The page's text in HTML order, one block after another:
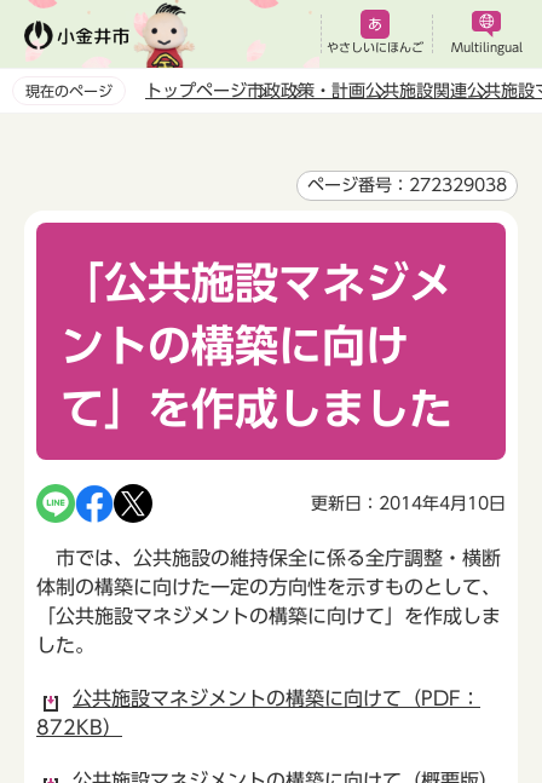
ペ
やさしいにほんご Multilingual
現在のページ トップページ市政政策・計画公共施設関連公共施設
ページ番号：272329038
「公共施設マネジメ
ントの構築に向け
て」を作成しました
更新日：2014年4月10日
市では、公共施設の維持保全に係る全庁調整・横断
体制の構築に向けた一定の方向性を示すものとして、
「公共施設マネジメントの構築に向けて」を作成しま
した。
公共施設マネジメントの構築に向けて（PDF：
872KB）